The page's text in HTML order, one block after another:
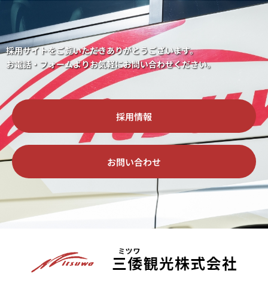
採用サイトをご覧いただきありがとうございます。
お電話・フォームよりお気軽にお問い合わせください。
採用情報
お問い合わせ